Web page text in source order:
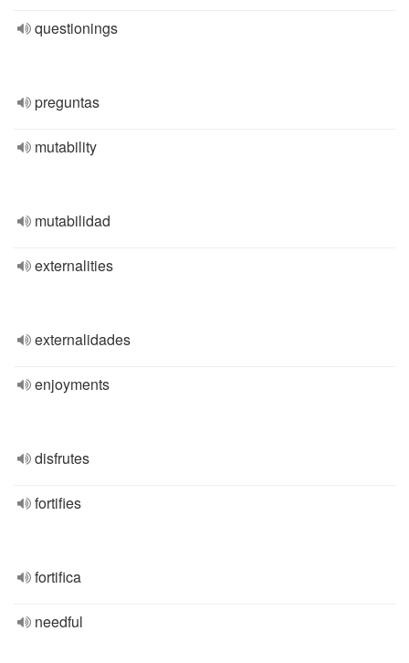
questionings
preguntas
mutability
mutabilidad
externalities
externalidades
enjoyments
disfrutes
fortifies
fortifica
needful